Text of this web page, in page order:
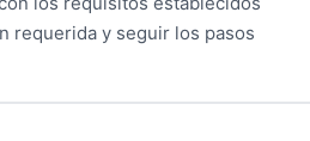
requerida y seguir los pasos